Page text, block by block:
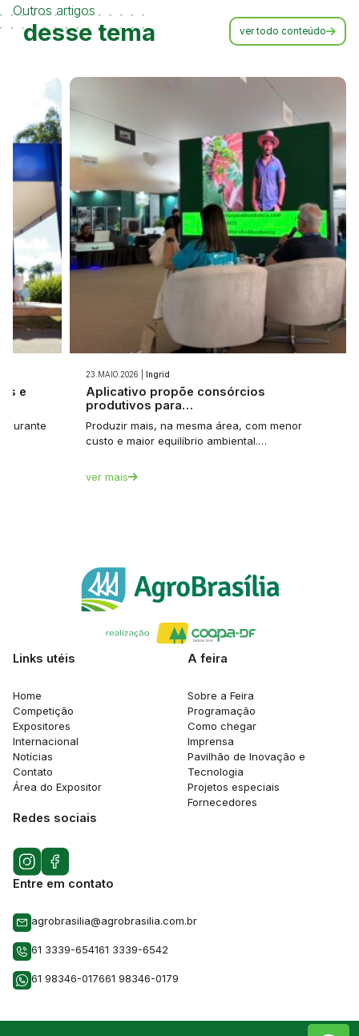
Outros artigos
desse tema ver todo conteúdo
e
durante
23.MAIO.2026 | Ingrid
Aplicativo propõe consórcios
produtivos para…
Produzir mais, na mesma área, com menor
custo e maior equilíbrio ambiental.…
ver mais
Links utéis
Home
Competição
Expositores
Internacional
Notícias
Contato
Área do Expositor
A feira
Sobre a Feira
Programação
Como chegar
Imprensa
Pavilhão de Inovação e
Tecnologia
Projetos especiais
Fornecedores
Redes sociais
Entre em contato
agrobrasilia@agrobrasilia.com.br
61 3339-654161 3339-6542
61 98346-017661 98346-0179